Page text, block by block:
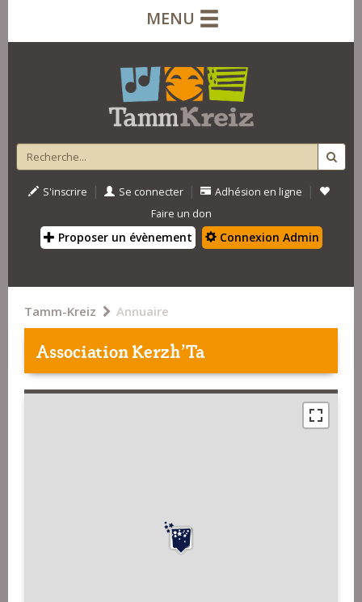
MENU
S'inscrire | Se connecter | Adhésion en ligne |
Faire un don
Proposer un évènement Connexion Admin
Tamm-Kreiz Annuaire
Association Kerzh'Ta